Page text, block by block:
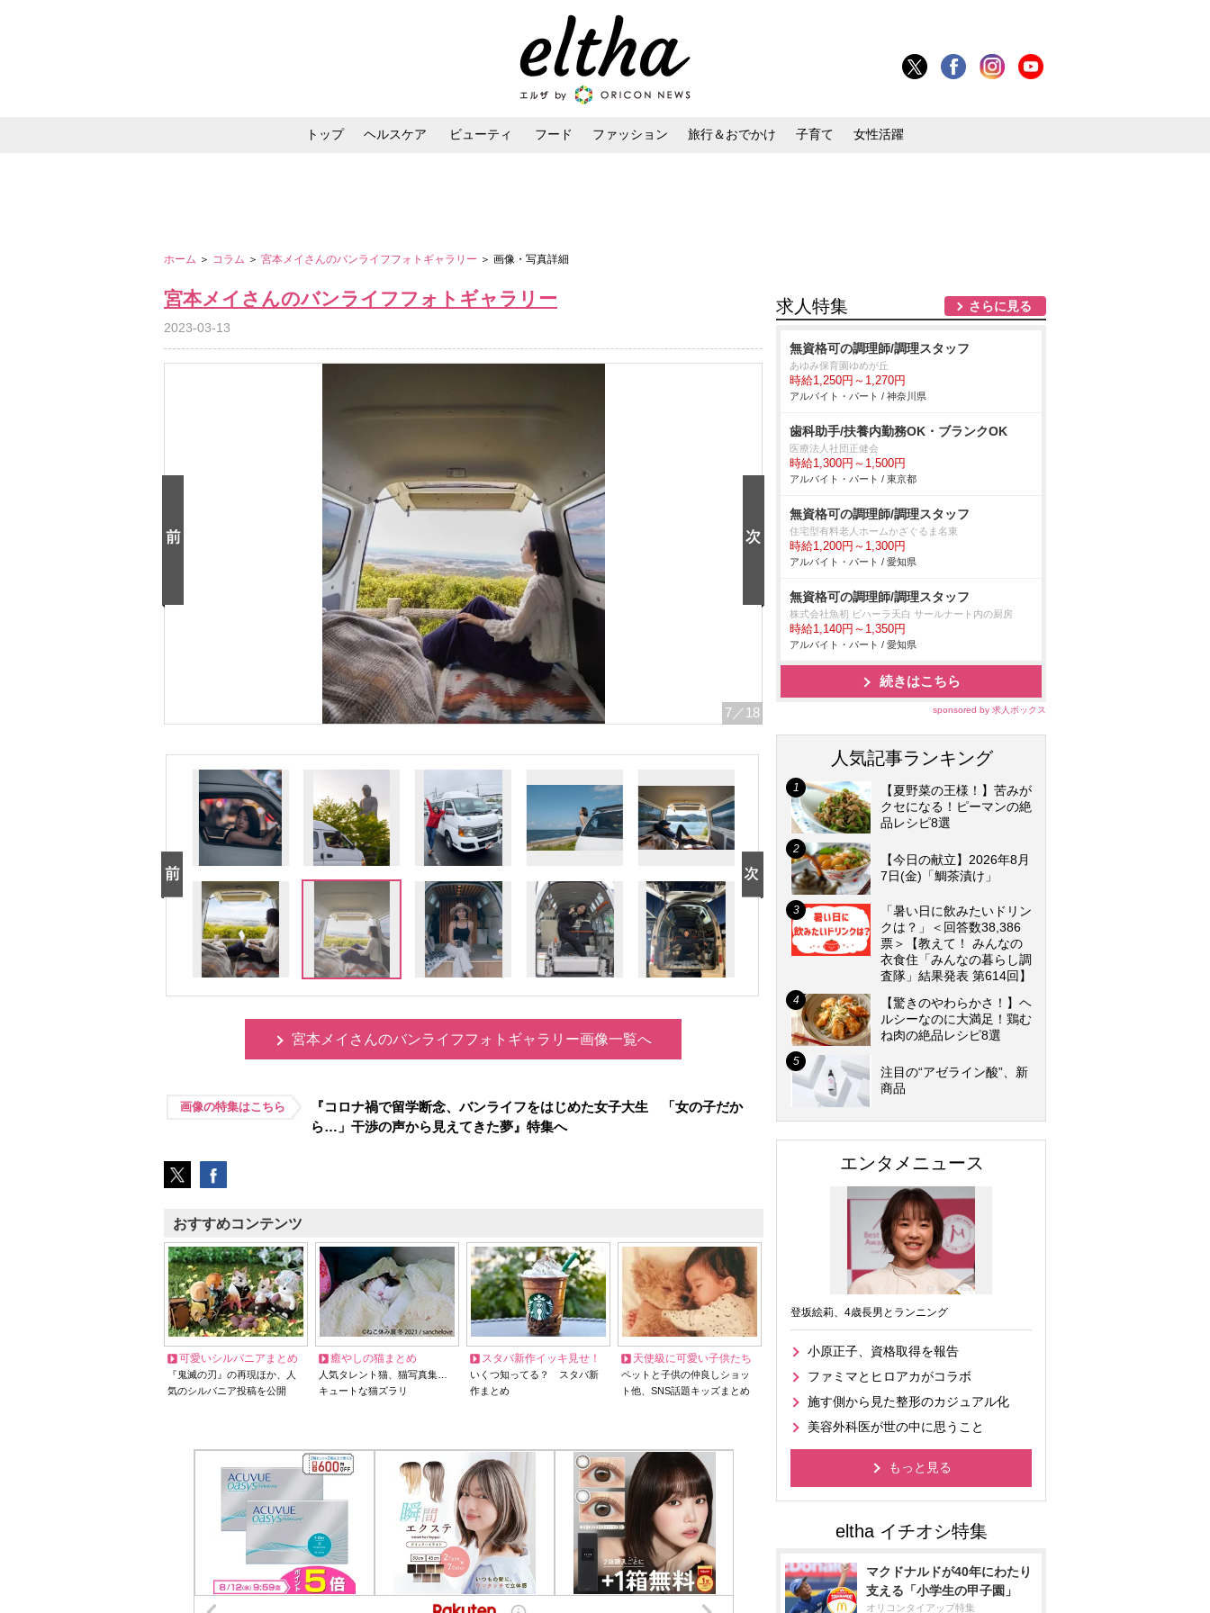
トップ ヘルスケア ビューティ フード ファッション 旅行＆おでかけ 子育て 女性活躍
ホーム ＞ コラム ＞ 宮本メイさんのバンライフフォトギャラリー ＞ 画像・写真詳細
宮本メイさんのバンライフフォトギャラリー
2023-03-13
7 ／18
宮本メイさんのバンライフフォトギャラリー画像一覧へ
画像の特集はこちら
『コロナ禍で留学断念、バンライフをはじめた女子大生 「女の子だか
ら…」干渉の声から見えてきた夢』特集へ
おすすめコンテンツ
可愛いシルバニアまとめ
『鬼滅の刃』の再現ほか、人
気のシルバニア投稿を公開
癒やしの猫まとめ
人気タレント猫、猫写真集…
キュートな猫ズラリ
スタバ新作イッキ見せ！
いくつ知ってる？ スタバ新
作まとめ
天使級に可愛い子供たち
ペットと子供の仲良しショッ
ト他、SNS話題キッズまとめ
求人特集 さらに見る
無資格可の調理師/調理スタッフ
あゆみ保育園ゆめが丘
時給1,250円～1,270円
アルバイト・パート / 神奈川県
歯科助手/扶養内勤務OK・ブランクOK
医療法人社団正健会
時給1,300円～1,500円
アルバイト・パート / 東京都
無資格可の調理師/調理スタッフ
住宅型有料老人ホームかざぐるま名東
時給1,200円～1,300円
アルバイト・パート / 愛知県
無資格可の調理師/調理スタッフ
株式会社魚初 ビハーラ天白 サールナート内の厨房
時給1,140円～1,350円
アルバイト・パート / 愛知県
続きはこちら
sponsored by 求人ボックス
人気記事ランキング
【夏野菜の王様！】苦みが
クセになる！ピーマンの絶
品レシピ8選
【今日の献立】2026年8月
7日(金)「鯛茶漬け」
「暑い日に飲みたいドリン
クは？」＜回答数38,386
票＞【教えて！ みんなの
衣食住「みんなの暮らし調
査隊」結果発表 第614回】
【驚きのやわらかさ！】ヘ
ルシーなのに大満足！鶏む
ね肉の絶品レシピ8選
注目の“アゼライン酸”、新
商品
エンタメニュース
登坂絵莉、4歳長男とランニング
小原正子、資格取得を報告
ファミマとヒロアカがコラボ
施す側から見た整形のカジュアル化
美容外科医が世の中に思うこと
もっと見る
マクドナルドが40年にわたり
支える「小学生の甲子園」
オリコンタイアップ特集